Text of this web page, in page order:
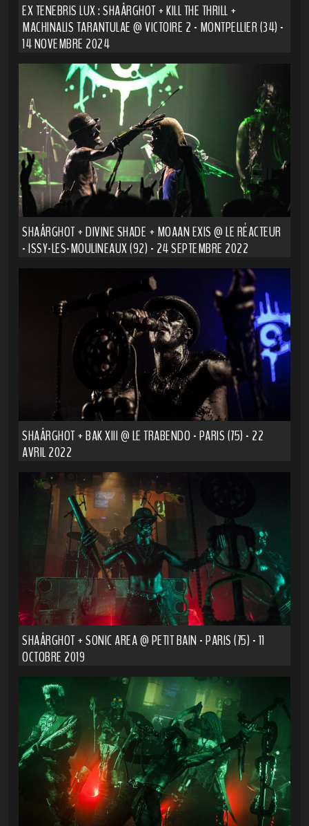
EX TENEBRIS LUX : SHAÂRGHOT + KILL THE THRILL +
MACHINALIS TARANTULAE @ VICTOIRE 2 - MONTPELLIER (34) -
14 NOVEMBRE 2024
SHAÂRGHOT + DIVINE SHADE + MOAAN EXIS @ LE RÉACTEUR
- ISSY-LES-MOULINEAUX (92) - 24 SEPTEMBRE 2022
SHAÂRGHOT + BAK XIII @ LE TRABENDO - PARIS (75) - 22
AVRIL 2022
SHAÂRGHOT + SONIC AREA @ PETIT BAIN - PARIS (75) - 11
OCTOBRE 2019